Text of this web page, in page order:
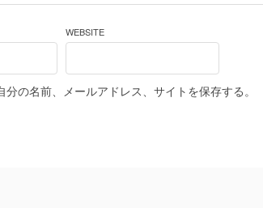
WEBSITE
の名前、メールアドレス、サイトを保存する。